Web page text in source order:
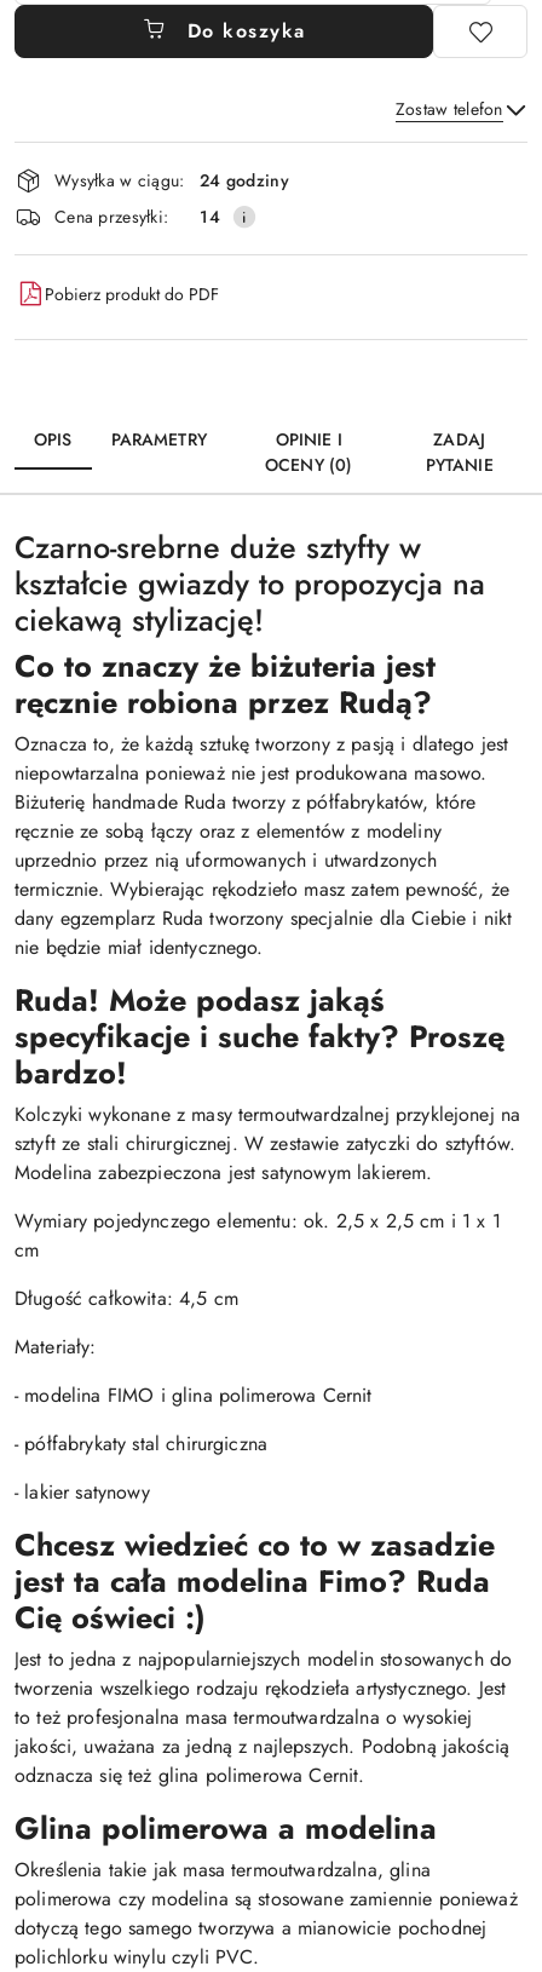
Do koszyka
Zostaw telefon
Wyślij
Dostępność
i
dostawa
Wysyłka w ciągu:
24 godziny
Cena przesyłki:
14
Pobierz produkt do PDF
OPIS PARAMETRY
OPINIE I
OCENY (0)
ZADAJ
PYTANIE
Czarno-srebrne duże sztyfty w
kształcie gwiazdy to propozycja na
ciekawą stylizację!
Co to znaczy że biżuteria jest
ręcznie robiona przez Rudą?
Oznacza to, że każdą sztukę tworzony z pasją i dlatego jest
niepowtarzalna ponieważ nie jest produkowana masowo.
Biżuterię handmade Ruda tworzy z półfabrykatów, które
ręcznie ze sobą łączy oraz z elementów z modeliny
uprzednio przez nią uformowanych i utwardzonych
termicznie. Wybierając rękodzieło masz zatem pewność, że
dany egzemplarz Ruda tworzony specjalnie dla Ciebie i nikt
nie będzie miał identycznego.
Ruda! Może podasz jakąś
specyfikacje i suche fakty? Proszę
bardzo!
Kolczyki wykonane z masy termoutwardzalnej przyklejonej na
sztyft ze stali chirurgicznej. W zestawie zatyczki do sztyftów.
Modelina zabezpieczona jest satynowym lakierem.
Wymiary pojedynczego elementu: ok. 2,5 x 2,5 cm i 1 x 1
cm
Długość całkowita: 4,5 cm
Materiały:
- modelina FIMO i glina polimerowa Cernit
- półfabrykaty stal chirurgiczna
- lakier satynowy
Chcesz wiedzieć co to w zasadzie
jest ta cała modelina Fimo? Ruda
Cię oświeci :)
Jest to jedna z najpopularniejszych modelin stosowanych do
tworzenia wszelkiego rodzaju rękodzieła artystycznego. Jest
to też profesjonalna masa termoutwardzalna o wysokiej
jakości, uważana za jedną z najlepszych. Podobną jakością
odznacza się też glina polimerowa Cernit.
Glina polimerowa a modelina
Określenia takie jak masa termoutwardzalna, glina
polimerowa czy modelina są stosowane zamiennie ponieważ
dotyczą tego samego tworzywa a mianowicie pochodnej
polichlorku winylu czyli PVC.